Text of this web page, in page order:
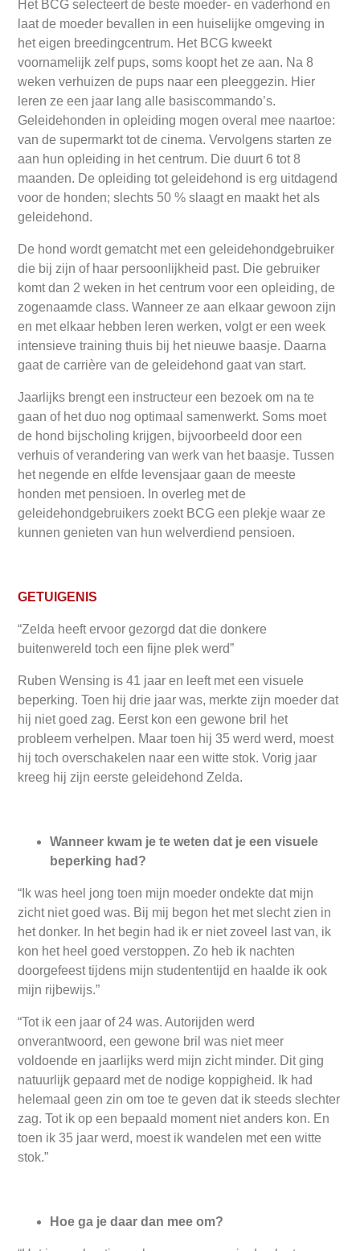
Het BCG selecteert de beste moeder- en vaderhond en
laat de moeder bevallen in een huiselijke omgeving in
het eigen breedingcentrum. Het BCG kweekt
voornamelijk zelf pups, soms koopt het ze aan. Na 8
weken verhuizen de pups naar een pleeggezin. Hier
leren ze een jaar lang alle basiscommando’s.
Geleidehonden in opleiding mogen overal mee naartoe:
van de supermarkt tot de cinema. Vervolgens starten ze
aan hun opleiding in het centrum. Die duurt 6 tot 8
maanden. De opleiding tot geleidehond is erg uitdagend
voor de honden; slechts 50 % slaagt en maakt het als
geleidehond.
De hond wordt gematcht met een geleidehondgebruiker
die bij zijn of haar persoonlijkheid past. Die gebruiker
komt dan 2 weken in het centrum voor een opleiding, de
zogenaamde class. Wanneer ze aan elkaar gewoon zijn
en met elkaar hebben leren werken, volgt er een week
intensieve training thuis bij het nieuwe baasje. Daarna
gaat de carrière van de geleidehond gaat van start.
Jaarlijks brengt een instructeur een bezoek om na te
gaan of het duo nog optimaal samenwerkt. Soms moet
de hond bijscholing krijgen, bijvoorbeeld door een
verhuis of verandering van werk van het baasje. Tussen
het negende en elfde levensjaar gaan de meeste
honden met pensioen. In overleg met de
geleidehondgebruikers zoekt BCG een plekje waar ze
kunnen genieten van hun welverdiend pensioen.
GETUIGENIS
“Zelda heeft ervoor gezorgd dat die donkere
buitenwereld toch een fijne plek werd”
Ruben Wensing is 41 jaar en leeft met een visuele
beperking. Toen hij drie jaar was, merkte zijn moeder dat
hij niet goed zag. Eerst kon een gewone bril het
probleem verhelpen. Maar toen hij 35 werd werd, moest
hij toch overschakelen naar een witte stok. Vorig jaar
kreeg hij zijn eerste geleidehond Zelda.
Wanneer kwam je te weten dat je een visuele
beperking had?
“Ik was heel jong toen mijn moeder ondekte dat mijn
zicht niet goed was. Bij mij begon het met slecht zien in
het donker. In het begin had ik er niet zoveel last van, ik
kon het heel goed verstoppen. Zo heb ik nachten
doorgefeest tijdens mijn studententijd en haalde ik ook
mijn rijbewijs.”
“Tot ik een jaar of 24 was. Autorijden werd
onverantwoord, een gewone bril was niet meer
voldoende en jaarlijks werd mijn zicht minder. Dit ging
natuurlijk gepaard met de nodige koppigheid. Ik had
helemaal geen zin om toe te geven dat ik steeds slechter
zag. Tot ik op een bepaald moment niet anders kon. En
toen ik 35 jaar werd, moest ik wandelen met een witte
stok.”
Hoe ga je daar dan mee om?